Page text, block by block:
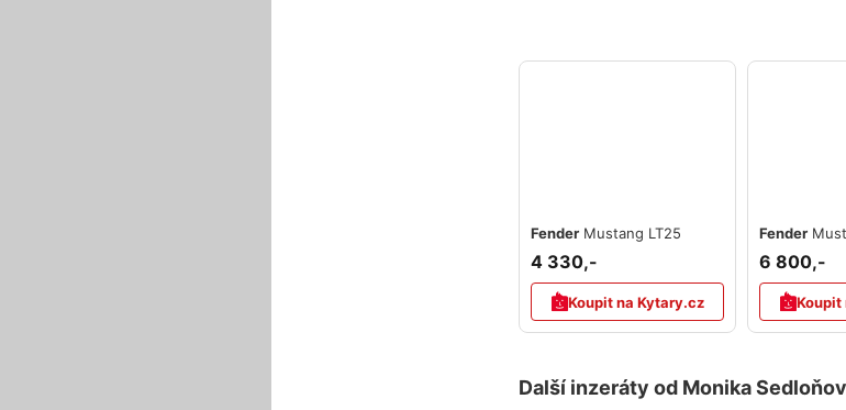
Fender Mustang LT25
4 330,-
Koupit na Kytary.cz
Fender
6 800,-
Koupit
Další inzeráty od Monika